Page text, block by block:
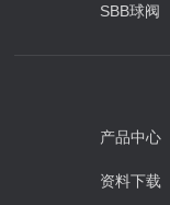
SBB球阀
产品中心
资料下载